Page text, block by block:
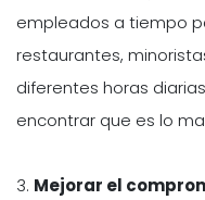
empleados a tiempo
restaurantes,
diferentes horas
encontrar que es lo
3. Mejorar el